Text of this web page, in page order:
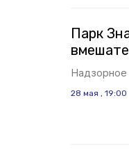
Парк
Надзорное
28 мая , 19:00